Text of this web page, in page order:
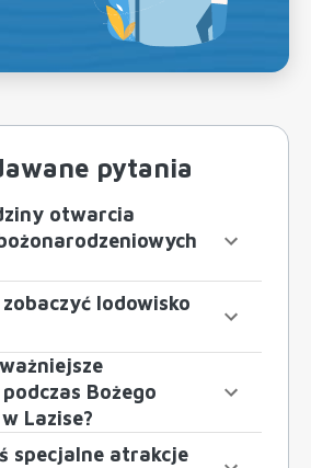
pytania
otwarcia
lodowisko
Bożego
Lazise?
specjalne atrakcje